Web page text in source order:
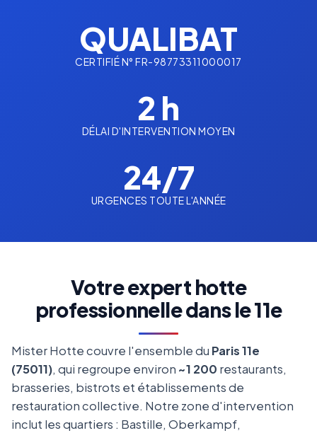
QUALIBAT
CERTIFIÉ N° FR-98773311000017
2 h
DÉLAI D'INTERVENTION MOYEN
24/7
URGENCES TOUTE L'ANNÉE
Votre expert hotte
professionnelle dans le 11e
Mister Hotte couvre l'ensemble du Paris 11e
(75011), qui regroupe environ ~1 200 restaurants,
brasseries, bistrots et établissements de
restauration collective. Notre zone d'intervention
inclut les quartiers : Bastille, Oberkampf,